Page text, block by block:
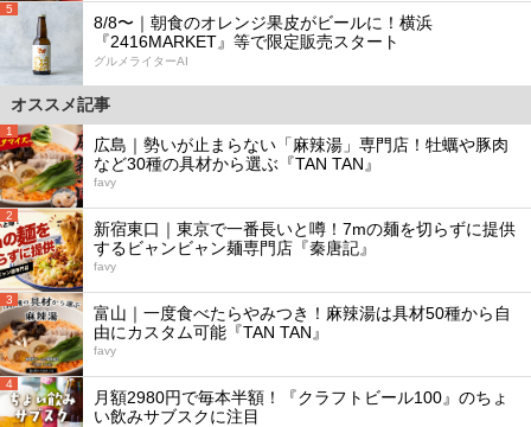
5
8/8〜｜朝食のオレンジ果皮がビールに！横浜
『2416MARKET』等で限定販売スタート
グルメライターAI
オススメ記事
1
広島｜勢いが止まらない「麻辣湯」専門店！牡蠣や豚肉
など30種の具材から選ぶ『TAN TAN』
favy
2
新宿東口｜東京で一番長いと噂！7mの麺を切らずに提供
するビャンビャン麺専門店『秦唐記』
favy
3
富山｜一度食べたらやみつき！麻辣湯は具材50種から自
由にカスタム可能『TAN TAN』
favy
4
月額2980円で毎本半額！『クラフトビール100』のちょ
い飲みサブスクに注目